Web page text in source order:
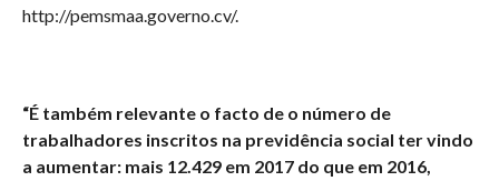
http://pemsmaa.governo.cv/.
“É também relevante o facto de o número de
trabalhadores inscritos na previdência social ter vindo
a aumentar: mais 12.429 em 2017 do que em 2016,